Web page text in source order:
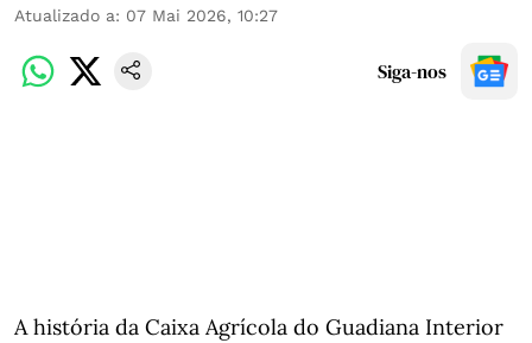
Atualizado a: 07 Mai 2026, 10:27
Siga-nos
A história da Caixa Agrícola do Guadiana Interior